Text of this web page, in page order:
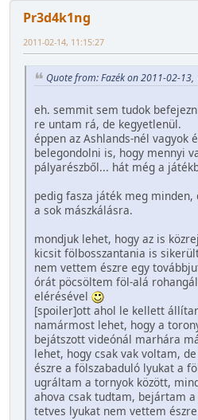
Pr3d4k1ng
2011-02-14, 11:15:27
Quote from: Fazék on 2011-02-13,
eh. semmit sem tudok
re untam rá, de kegyetlenül.
éppen az Ashlands-nél vagyok
belegondolni is, hogy mennyi
pályarészből... hát még a
pedig fasza játék meg
a sok mászkálásra.
mondjuk lehet, hogy az is
kicsit fölbosszantania is
nem vettem észre egy
órát pöcsöltem föl-alá
elérésével
[spoiler]ott ahol le kellett
namármost lehet, hogy a
bejátszott videónál marhára
lehet, hogy csak vak voltam,
észre a fölszabaduló lyukat a
ugráltam a tornyok között,
ahova csak tudtam, bejártam
tetves lyukat nem vettem